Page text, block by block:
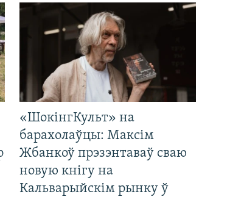
«ШокінгКульт» на
барахолаўцы: Максім
Жбанкоў прэзэнтаваў сваю
новую кнігу на
Кальварыйскім рынку ў